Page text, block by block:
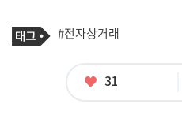
기
사
태
그
#전자상거래
좋
31